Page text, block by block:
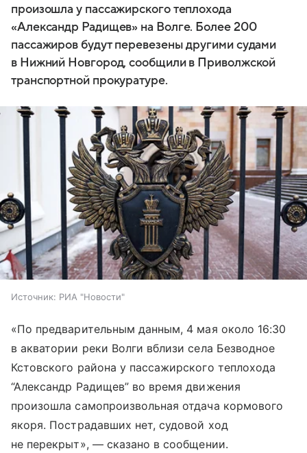
произошла у пассажирского теплохода
«Александр Радищев» на Волге. Более 200
пассажиров будут перевезены другими судами
в Нижний Новгород, сообщили в Приволжской
транспортной прокуратуре.
Источник: РИА "Новости"
«По предварительным данным, 4 мая около 16:30
в акватории реки Волги вблизи села Безводное
Кстовского района у пассажирского теплохода
“Александр Радищев” во время движения
произошла самопроизвольная отдача кормового
якоря. Пострадавших нет, судовой ход
не перекрыт», — сказано в сообщении.